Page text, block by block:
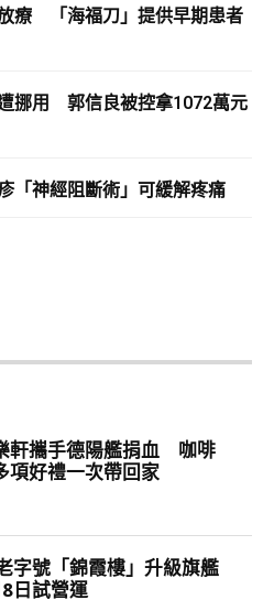
療 「海福刀」提供早期患者
挪用 郭信良被控拿1072萬元
「神經阻斷術」可緩解疼痛